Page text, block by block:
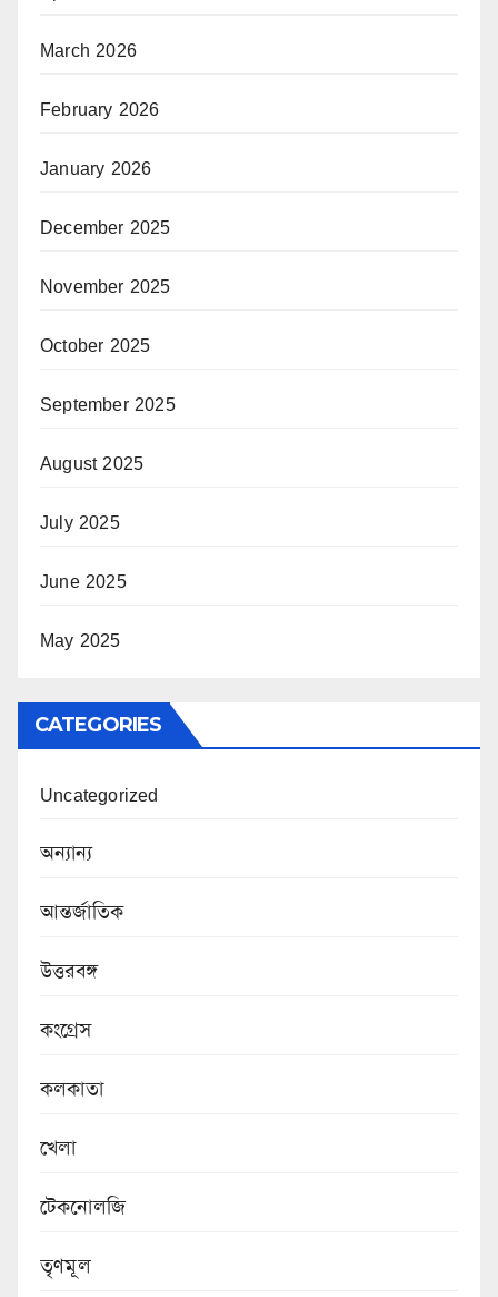
March 2026
February 2026
January 2026
December 2025
November 2025
October 2025
September 2025
August 2025
July 2025
June 2025
May 2025
CATEGORIES
Uncategorized
অন্যান্য
আন্তর্জাতিক
উত্তরবঙ্গ
কংগ্রেস
কলকাতা
খেলা
টেকনোলজি
তৃণমূল